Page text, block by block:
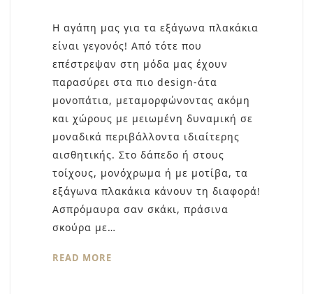
Η αγάπη μας για τα εξάγωνα πλακάκια
είναι γεγονός! Από τότε που
επέστρεψαν στη μόδα μας έχουν
παρασύρει στα πιο design-άτα
μονοπάτια, μεταμορφώνοντας ακόμη
και χώρους με μειωμένη δυναμική σε
μοναδικά περιβάλλοντα ιδιαίτερης
αισθητικής. Στο δάπεδο ή στους
τοίχους, μονόχρωμα ή με μοτίβα, τα
εξάγωνα πλακάκια κάνουν τη διαφορά!
Ασπρόμαυρα σαν σκάκι, πράσινα
σκούρα με…
READ MORE